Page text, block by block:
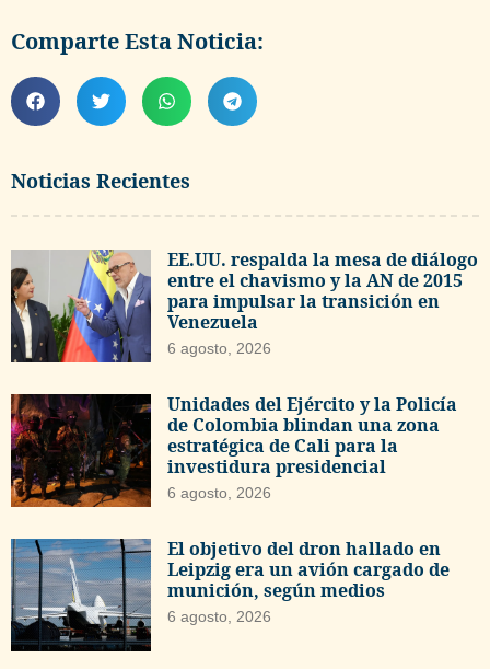
Noticias Recientes
EE.UU. respalda la mesa de diálogo
entre el chavismo y la AN de 2015
para impulsar la transición en
Venezuela
6 agosto, 2026
Unidades del Ejército y la Policía
de Colombia blindan una zona
estratégica de Cali para la
investidura presidencial
6 agosto, 2026
El objetivo del dron hallado en
Leipzig era un avión cargado de
munición, según medios
6 agosto, 2026
Comparte Esta Noticia: